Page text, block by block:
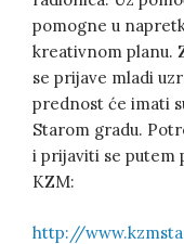
pomogne u
kreativnom planu.
se prijave mladi
prednost će imati
Starom gradu.
i prijaviti se putem
KZM:
http://